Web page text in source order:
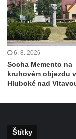
Hrob Theodora
Benešově nad
Hrob
Benešově nad
Hrob
hřbitově v
Benešově nad
6. 8. 2026
Socha Memento na
kruhovém objezdu
Hluboké nad
Štítky